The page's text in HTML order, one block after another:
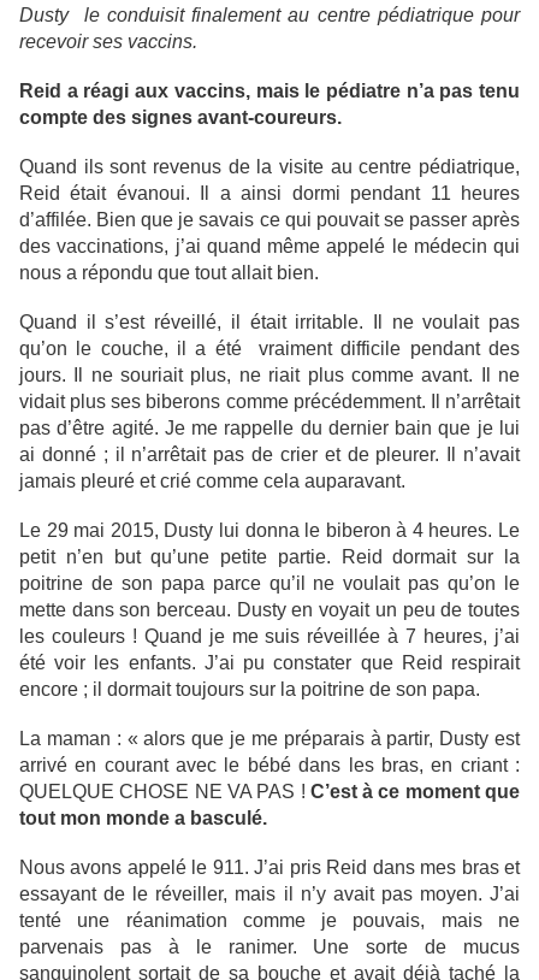
Dusty le conduisit finalement au centre pédiatrique pour
recevoir ses vaccins.
Reid a réagi aux vaccins, mais le pédiatre n’a pas tenu
compte des signes avant-coureurs.
Quand ils sont revenus de la visite au centre pédiatrique,
Reid était évanoui. Il a ainsi dormi pendant 11 heures
d’affilée. Bien que je savais ce qui pouvait se passer après
des vaccinations, j’ai quand même appelé le médecin qui
nous a répondu que tout allait bien.
Quand il s’est réveillé, il était irritable. Il ne voulait pas
qu’on le couche, il a été vraiment difficile pendant des
jours. Il ne souriait plus, ne riait plus comme avant. Il ne
vidait plus ses biberons comme précédemment. Il n’arrêtait
pas d’être agité. Je me rappelle du dernier bain que je lui
ai donné ; il n’arrêtait pas de crier et de pleurer. Il n’avait
jamais pleuré et crié comme cela auparavant.
Le 29 mai 2015, Dusty lui donna le biberon à 4 heures. Le
petit n’en but qu’une petite partie. Reid dormait sur la
poitrine de son papa parce qu’il ne voulait pas qu’on le
mette dans son berceau. Dusty en voyait un peu de toutes
les couleurs ! Quand je me suis réveillée à 7 heures, j’ai
été voir les enfants. J’ai pu constater que Reid respirait
encore ; il dormait toujours sur la poitrine de son papa.
La maman : « alors que je me préparais à partir, Dusty est
arrivé en courant avec le bébé dans les bras, en criant :
QUELQUE CHOSE NE VA PAS ! C’est à ce moment que
tout mon monde a basculé.
Nous avons appelé le 911. J’ai pris Reid dans mes bras et
essayant de le réveiller, mais il n’y avait pas moyen. J’ai
tenté une réanimation comme je pouvais, mais ne
parvenais pas à le ranimer. Une sorte de mucus
sanguinolent sortait de sa bouche et avait déjà taché la